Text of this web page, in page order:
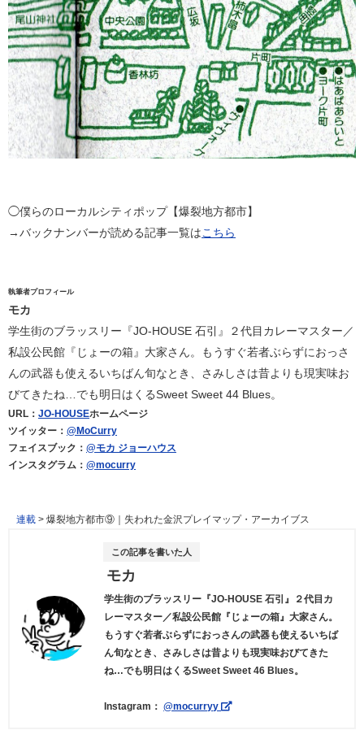
◯僕らのローカルシティポップ【爆裂地方都市】
→バックナンバーが読める記事一覧はこちら
執筆者プロフィール
モカ
学生街のブラッスリー『JO-HOUSE 石引』２代目カレーマスター／
私設公民館『じょーの箱』大家さん。もうすぐ若者ぶらずにおっさ
んの武器も使えるいちばん旬なとき、さみしさは昔よりも現実味お
びてきたね…でも明日はくるSweet Sweet 44 Blues。
URL： JO-HOUSEホームページ
ツイッター： @MoCurry
フェイスブック： @モカ ジョーハウス
インスタグラム： @mocurry
連載 > 爆裂地方都市⑨｜失われた金沢プレイマップ・アーカイブス
この記事を書いた人
モカ
学生街のブラッスリー『JO-HOUSE 石引』２代目カ
レーマスター／私設公民館『じょーの箱』大家さん。
もうすぐ若者ぶらずにおっさんの武器も使えるいちば
ん旬なとき、さみしさは昔よりも現実味おびてきた
ね…でも明日はくるSweet Sweet 46 Blues。
Instagram：@mocurryy